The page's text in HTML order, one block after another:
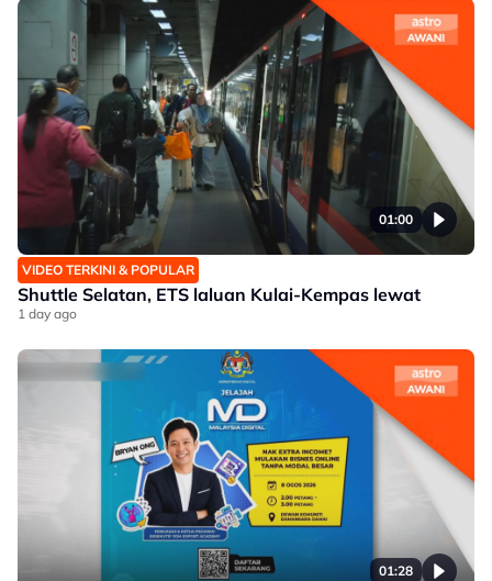
01:00
VIDEO TERKINI & POPULAR
Shuttle Selatan, ETS laluan Kulai-Kempas lewat
1 day ago
01:28